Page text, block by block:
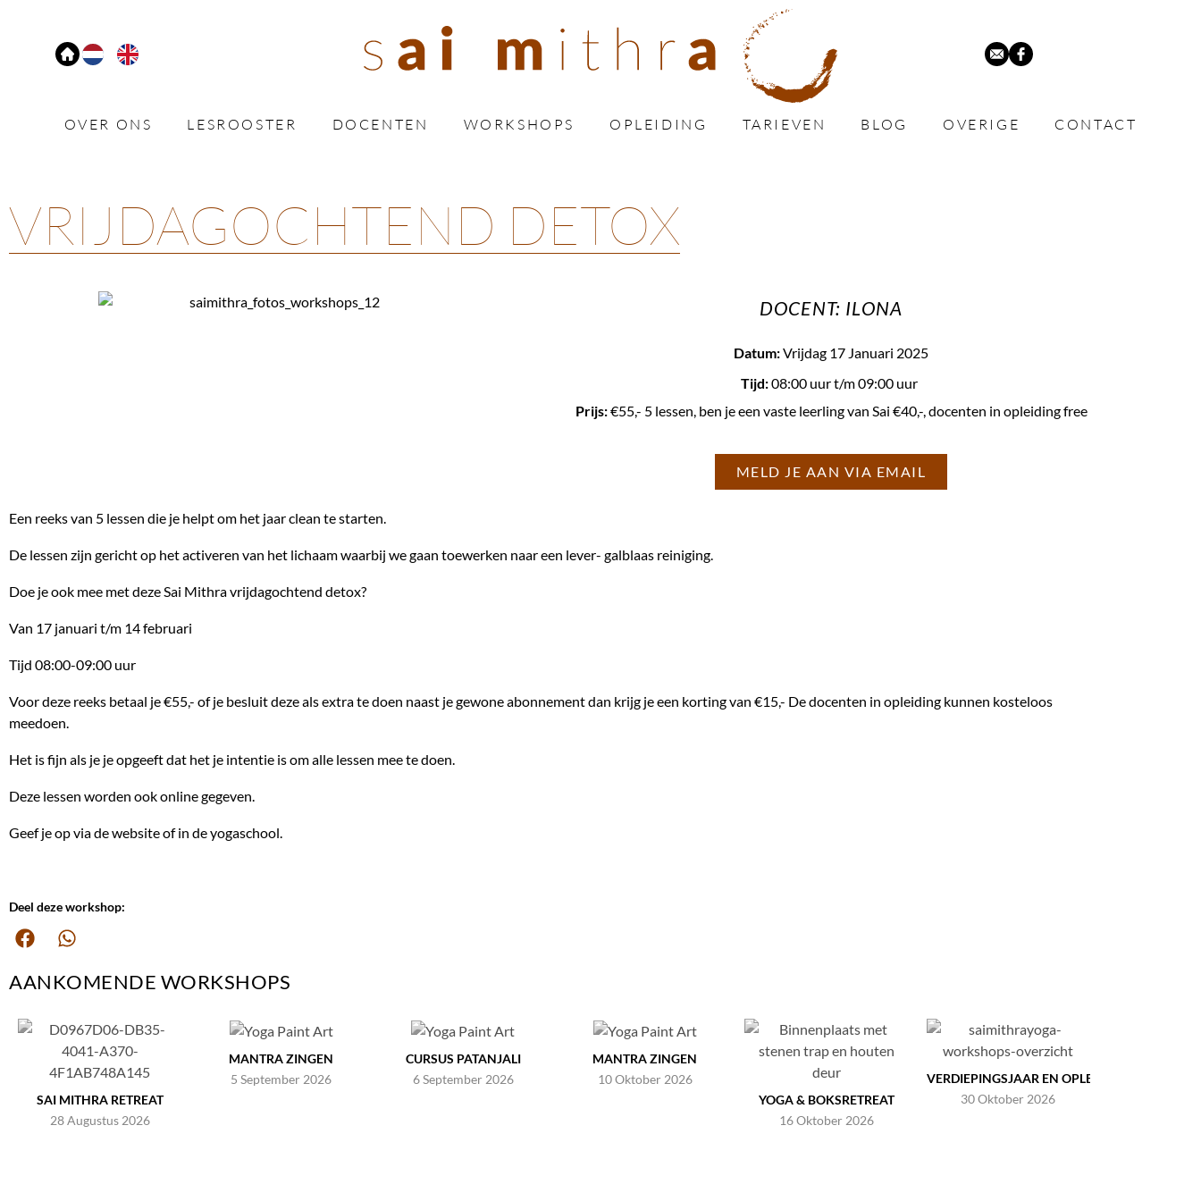
OVER ONS LESROOSTER DOCENTEN WORKSHOPS OPLEIDING TARIEVEN BLOG OVERIGE CONTACT
VRIJDAGOCHTEND DETOX
DOCENT: ILONA
Datum:Vrijdag 17 Januari 2025
Tijd:08:00 uurt/m 09:00 uur
Prijs:€55,- 5 lessen, ben je een vaste leerling van Sai €40,-, docenten in opleiding free
MELD JE AAN VIA EMAIL
Een reeks van 5 lessen die je helpt om het jaar clean te starten.
De lessen zijn gericht op het activeren van het lichaam waarbij we gaan toewerken naar een lever- galblaas reiniging.
Doe je ook mee met deze Sai Mithra vrijdagochtend detox?
Van 17 januari t/m 14 februari
Tijd 08:00-09:00 uur
Voor deze reeks betaal je €55,- of je besluit deze als extra te doen naast je gewone abonnement dan krijg je een korting van €15,- De docenten in opleiding kunnen kosteloos
meedoen.
Het is fijn als je je opgeeft dat het je intentie is om alle lessen mee te doen.
Deze lessen worden ook online gegeven.
Geef je op via de website of in de yogaschool.
Deel deze workshop:
AANKOMENDE WORKSHOPS
SAI MITHRA RETREAT
28 Augustus 2026
MANTRA ZINGEN
5 September 2026
CURSUS PATANJALI
6 September 2026
MANTRA ZINGEN
10 Oktober 2026
YOGA & BOKSRETREAT
16 Oktober 2026
VERDIEPINGSJAAR EN OPLEIDING
30 Oktober 2026